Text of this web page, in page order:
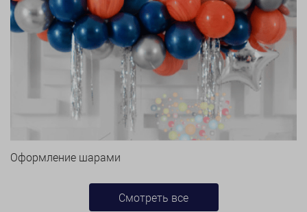
Оформление шарами
Смотреть все